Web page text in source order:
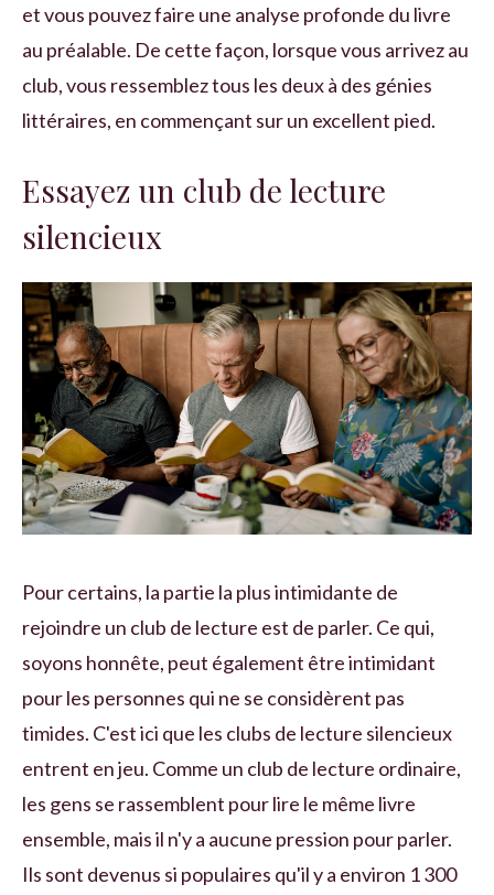
et vous pouvez faire une analyse profonde du livre
au préalable. De cette façon, lorsque vous arrivez au
club, vous ressemblez tous les deux à des génies
littéraires, en commençant sur un excellent pied.
Essayez un club de lecture
silencieux
Pour certains, la partie la plus intimidante de
rejoindre un club de lecture est de parler. Ce qui,
soyons honnête, peut également être intimidant
pour les personnes qui ne se considèrent pas
timides. C'est ici que les clubs de lecture silencieux
entrent en jeu. Comme un club de lecture ordinaire,
les gens se rassemblent pour lire le même livre
ensemble, mais il n'y a aucune pression pour parler.
Ils sont devenus si populaires qu'il y a environ 1 300